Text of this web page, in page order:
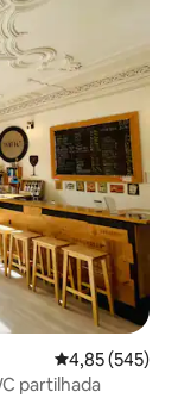
4,85 de uma
4,85 (545)
partilhada